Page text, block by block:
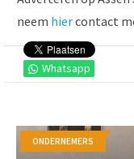
Whatsapp
neem hiercontact
ONDERNEMERS